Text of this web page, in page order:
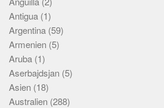
Antigua (1)
Argentina (59)
Armenien (5)
Aruba (1)
Aserbajdsjan (5)
Asien (18)
Australien (288)